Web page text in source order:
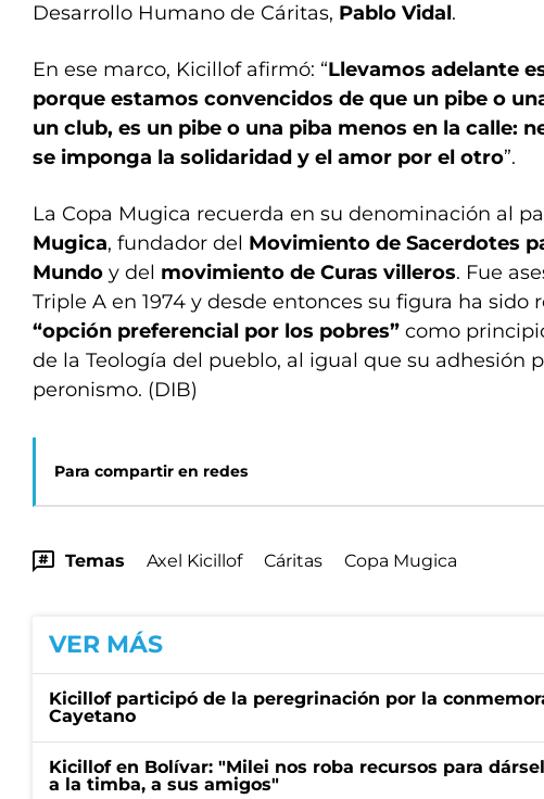
Desarrollo Humano de Cáritas, Pablo Vidal.
En ese marco, Kicillof afirmó: “Llevamos adelante
porque estamos convencidos de que un pibe o
un club, es un pibe o una piba menos en la calle:
se imponga la solidaridad y el amor por el otro”.
La Copa Mugica recuerda en su denominación al
Mugica, fundador del Movimiento de Sacerdotes
Mundo y del movimiento de Curas villeros. Fue
Triple A en 1974 y desde entonces su figura ha sido
“opción preferencial por los pobres” como
de la Teología del pueblo, al igual que su adhesión
peronismo. (DIB)
Para compartir en redes
Temas Axel Kicillof Cáritas Copa Mugica
VER MÁS
Kicillof participó de la peregrinación por la
Cayetano
Kicillof en Bolívar: "Milei nos roba recursos para
a la timba, a sus amigos"